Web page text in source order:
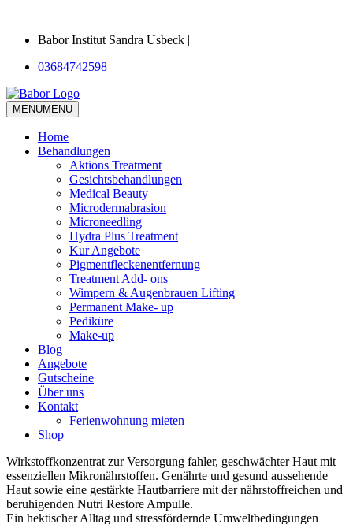
Babor Institut Sandra Usbeck |
03684742598
MENUMENU
Home
Behandlungen
Aktions Treatment
Gesichtsbehandlungen
Medical Beauty
Microdermabrasion
Microneedling
Hydra Plus Treatment
Kur Angebote
Pigmentfleckenentfernung
Treatment Add- ons
Wimpern & Augenbrauen Lifting
Permanent Make- up
Pediküre
Make-up
Blog
Angebote
Gutscheine
Über uns
Kontakt
Ferienwohnung mieten
Shop
Wirkstoffkonzentrat zur Versorgung fahler, geschwächter Haut mit
essenziellen Mikronährstoffen. Genährte und gesund aussehende
Haut sowie eine gestärkte Hautbarriere mit der nährstoffreichen und
beruhigenden Nutri Restore Ampulle.
Ein hektischer Alltag und stressfördernde Umweltbedingungen